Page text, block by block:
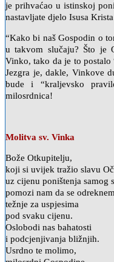
je prihvaćao u istinskoj
nastavljate djelo Isusa
“Kako bi naš Gospodin o
u takvom slučaju? Što je
Vinko, tako da je to
Jezgra je, dakle, Vinkove
bude i “kraljevsko
milosrdnica!
Molitva sv. Vinka
Bože Otkupitelju,
koji si uvijek tražio slavu
uz cijenu poništenja samog
pomozi nam da se
težnje za uspjesima
pod svaku cijenu.
Oslobodi nas bahatosti
i podcjenjivanja bližnjih.
Usrdno te molimo,